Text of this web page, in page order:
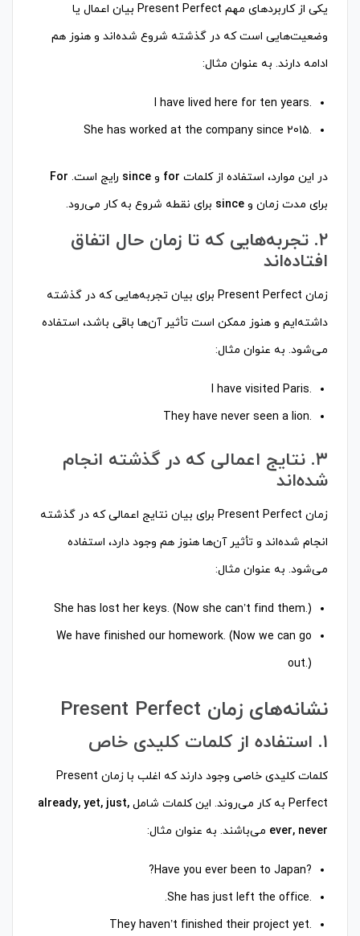
یکی از کاربردهای مهم Present Perfect بیان اعمال یا
وضعیت‌هایی است که در گذشته شروع شده‌اند و هنوز هم
ادامه دارند. به عنوان مثال:
.I have lived here for ten years
.She has worked at the company since 2015
در این موارد، استفاده از کلمات for و since رایج است. For
برای مدت زمان و since برای نقطه شروع به کار می‌رود.
۲. تجربه‌هایی که تا زمان حال اتفاق
افتاده‌اند
زمان Present Perfect برای بیان تجربه‌هایی که در گذشته
داشته‌ایم و هنوز ممکن است تأثیر آن‌ها باقی باشد، استفاده
می‌شود. به عنوان مثال:
.I have visited Paris
.They have never seen a lion
۳. نتایج اعمالی که در گذشته انجام
شده‌اند
زمان Present Perfect برای بیان نتایج اعمالی که در گذشته
انجام شده‌اند و تأثیر آن‌ها هنوز هم وجود دارد، استفاده
می‌شود. به عنوان مثال:
She has lost her keys. (Now she can’t find them.)
We have finished our homework. (Now we can go
out.)
نشانه‌های زمان Present Perfect
۱. استفاده از کلمات کلیدی خاص
کلمات کلیدی خاصی وجود دارند که اغلب با زمان Present
Perfect به کار می‌روند. این کلمات شامل
already, yet, just,
ever, never می‌باشند. به عنوان مثال:
?Have you ever been to Japan?
.She has just left the office.
.They haven’t finished their project yet